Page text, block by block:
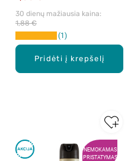
Pridėti į krepšelį
30 dienų mažiausia kaina:
1,88 €
1
NEMOKAMAS
PRISTATYMAS